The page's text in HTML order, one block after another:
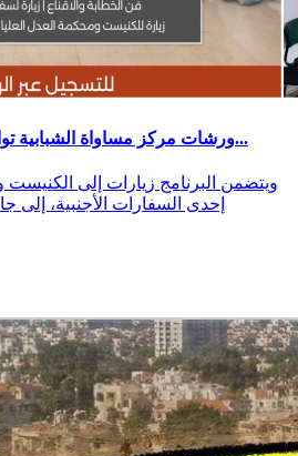
ورشات مركز مساواة الشبابية تواصل تأهيل جيل يقود العمل...
ويتضمن البرنامج زيارات إلى الكنيست
إحدى السفارات الأجنبية،